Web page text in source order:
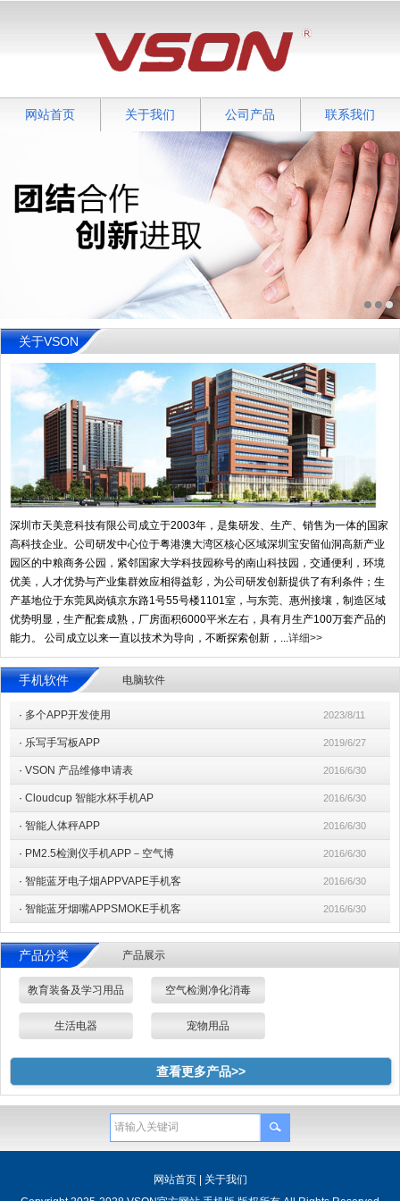
网站首页 关于我们 公司产品 联系我们
关于VSON
深圳市天美意科技有限公司成立于2003年，是集研发、生产、销售为一体的国家
高科技企业。公司研发中心位于粤港澳大湾区核心区域深圳宝安留仙洞高新产业
园区的中粮商务公园，紧邻国家大学科技园称号的南山科技园，交通便利，环境
优美，人才优势与产业集群效应相得益彰，为公司研发创新提供了有利条件；生
产基地位于东莞凤岗镇京东路1号55号楼1101室，与东莞、惠州接壤，制造区域
优势明显，生产配套成熟，厂房面积6000平米左右，具有月生产100万套产品的
能力。 公司成立以来一直以技术为导向，不断探索创新，...详细>>
手机软件 电脑软件
· 多个APP开发使用 2023/8/11
· 乐写手写板APP 2019/6/27
· VSON 产品维修申请表 2016/6/30
· Cloudcup 智能水杯手机AP 2016/6/30
· 智能人体秤APP 2016/6/30
· PM2.5检测仪手机APP－空气博 2016/6/30
· 智能蓝牙电子烟APPVAPE手机客 2016/6/30
· 智能蓝牙烟嘴APPSMOKE手机客 2016/6/30
产品分类 产品展示
教育装备及学习用品 空气检测净化消毒
生活电器 宠物用品
查看更多产品>>
网站首页| 关于我们